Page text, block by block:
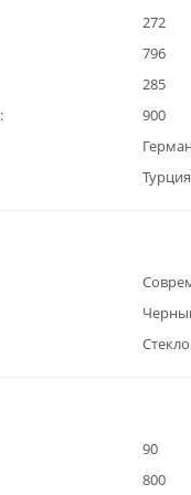
272
796
285
900
Турция
Стекло
90
800